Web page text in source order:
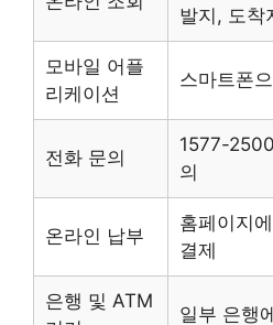
발지, 도착
모바일 어플
리케이션
스마트폰
전화 문의
1577-
의
온라인 납부
홈페이지
결제
은행 및 ATM
일부 은행